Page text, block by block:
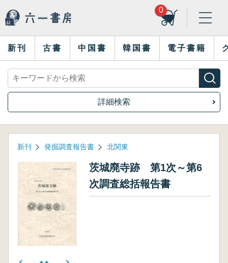
0
新刊 古書 中国書 韓国書 電子書籍
詳細検索
新刊 発掘調査報告書 北関東
茨城廃寺跡 第1次～第6
次調査総括報告書